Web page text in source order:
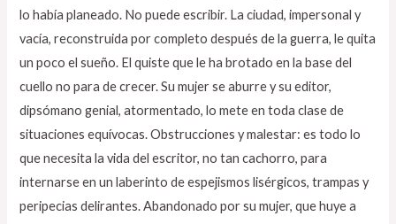
lo había planeado. No puede escribir. La ciudad, impersonal y
vacía, reconstruida por completo después de la guerra, le quita
un poco el sueño. El quiste que le ha brotado en la base del
cuello no para de crecer. Su mujer se aburre y su editor,
dipsómano genial, atormentado, lo mete en toda clase de
situaciones equívocas. Obstrucciones y malestar: es todo lo
que necesita la vida del escritor, no tan cachorro, para
internarse en un laberinto de espejismos lisérgicos, trampas y
peripecias delirantes. Abandonado por su mujer, que huye a